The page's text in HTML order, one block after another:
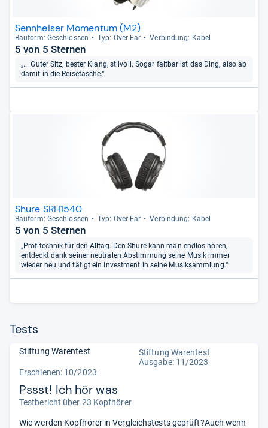
Sennheiser Momentum (M2)
Bau­form: Geschlos­sen Typ: Over-​Ear Ver­bin­dung: Kabel
5 von 5 Sternen
„... Guter Sitz, bester Klang, stilvoll. Sogar faltbar ist das Ding, also ab
damit in die Reisetasche.“
Shure SRH1540
Bau­form: Geschlos­sen Typ: Over-​Ear Ver­bin­dung: Kabel
5 von 5 Sternen
„Profitechnik für den Alltag. Den Shure kann man endlos hören,
entdeckt dank seiner neutralen Abstimmung seine Musik immer
wieder neu und tätigt ein Investment in seine Musiksammlung.“
Tests
Stiftung Warentest
Stiftung Warentest
Ausgabe: 11/2023
Erschienen: 10/2023
Pssst! Ich hör was
Testbericht über 23 Kopfhörer
Wie werden Kopfhörer in Vergleichstests geprüft?Auch wenn